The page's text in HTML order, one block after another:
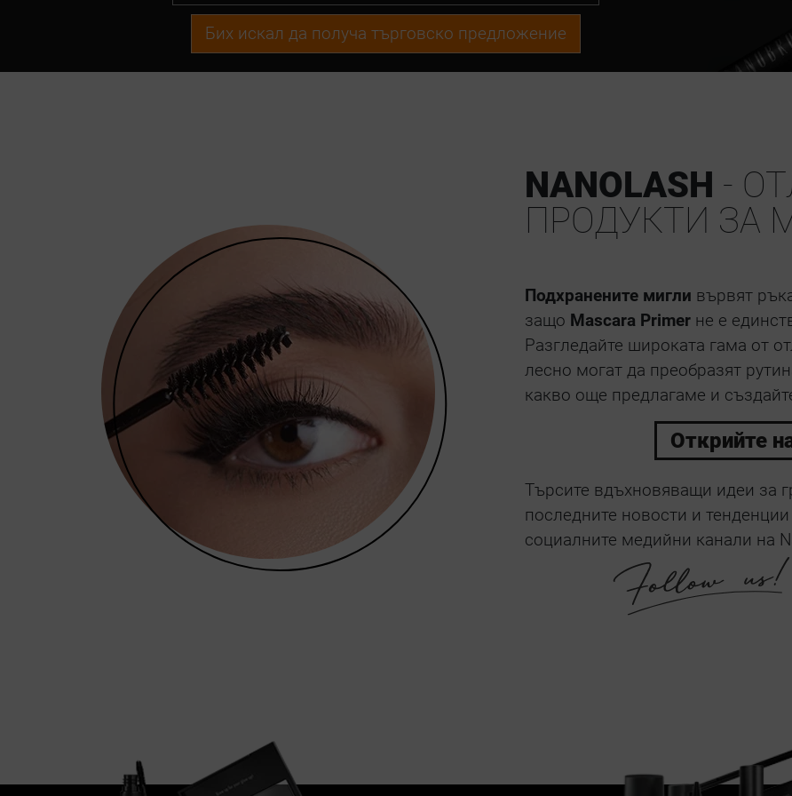
Бих искал да получа търговско предложение
NANOLASH -
ПРОДУКТИ ЗА
Подхранените мигли вървят
защо Mascara Primerне е
Разгледайте широката гама от
лесно могат да преобразят
какво още предлагаме и
Открийте
Търсите вдъхновяващи идеи за
последните новости и
социалните медийни канали на